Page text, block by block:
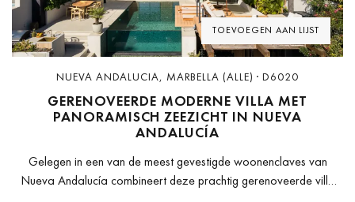
TOEVOEGEN AAN LIJST
NUEVA ANDALUCIA, MARBELLA (ALLE) · D6020
GERENOVEERDE MODERNE VILLA MET
PANORAMISCH ZEEZICHT IN NUEVA
ANDALUCÍA
Gelegen in een van de meest gevestigde woonenclaves van
Nueva Andalucía combineert deze prachtig gerenoveerde villa